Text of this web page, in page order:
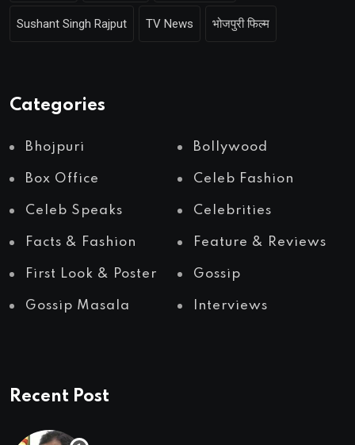
Sushant Singh Rajput TV News भोजपुरी फिल्म
Categories
Bhojpuri Bollywood
Box Office Celeb Fashion
Celeb Speaks Celebrities
Facts & Fashion Feature & Reviews
First Look & Poster Gossip
Gossip Masala Interviews
Recent Post